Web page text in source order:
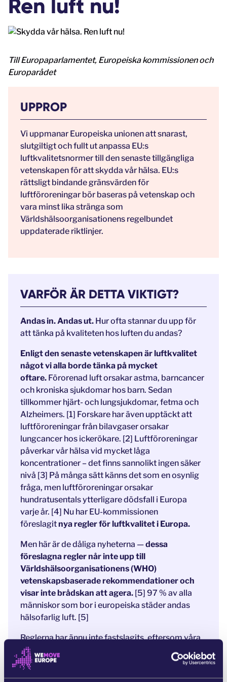
Ren luft nu!
Till Europaparlamentet, Europeiska kommissionen och
Europarådet
UPPROP
Vi uppmanar Europeiska unionen att snarast,
slutgiltigt och fullt ut anpassa EU:s
luftkvalitetsnormer till den senaste tillgängliga
vetenskapen för att skydda vår hälsa. EU:s
rättsligt bindande gränsvärden för
luftföroreningar bör baseras på vetenskap och
vara minst lika stränga som
Världshälsoorganisationens regelbundet
uppdaterade riktlinjer.
VARFÖR ÄR DETTA VIKTIGT?
Andas in. Andas ut. Hur ofta stannar du upp för
att tänka på kvaliteten hos luften du andas?
Enligt den senaste vetenskapen är luftkvalitet
något vi alla borde tänka på mycket
oftare. Förorenad luft orsakar astma, barncancer
och kroniska sjukdomar hos barn. Sedan
tillkommer hjärt- och lungsjukdomar, fetma och
Alzheimers. [1] Forskare har även upptäckt att
luftföroreningar från bilavgaser orsakar
lungcancer hos ickerökare. [2] Luftföroreningar
påverkar vår hälsa vid mycket låga
koncentrationer – det finns sannolikt ingen säker
nivå [3] På många sätt känns det som en osynlig
fråga, men luftföroreningar orsakar
hundratusentals ytterligare dödsfall i Europa
varje år. [4] Nu har EU-kommissionen
föreslagitnya regler för luftkvalitet i Europa.
Men här är de dåliga nyheterna —dessa
föreslagna regler når inte upp till
Världshälsoorganisationens (WHO)
vetenskapsbaserade rekommendationer och
visar inte brådskan att agera. [5] 97 % av alla
människor som bor i europeiska städer andas
hälsofarlig luft. [5]
Reglerna har ännu inte fastslagits, eftersom våra
parlamentsledamöter och nationella regeringar
kommer att behöva godkänna dem. En enorm